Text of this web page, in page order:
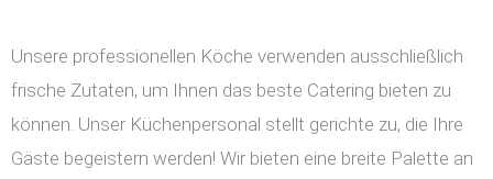
Unsere professionellen Köche verwenden ausschließlich
frische Zutaten, um Ihnen das beste Catering bieten zu
können. Unser Küchenpersonal stellt gerichte zu, die Ihre
Gäste begeistern werden! Wir bieten eine breite Palette an